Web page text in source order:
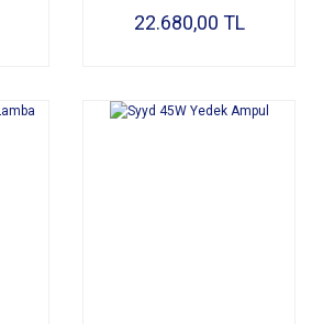
22.680,00 TL